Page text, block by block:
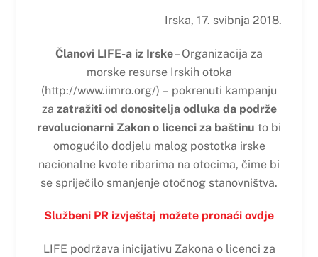
Irska, 17. svibnja 2018.
Članovi LIFE-a iz Irske– Organizacija za
morske resurse Irskih otoka
(http://www.iimro.org/) – pokrenuti kampanju
za zatražiti od donositelja odluka da podrže
revolucionarni Zakon o licenci za baštinu to bi
omogućilo dodjelu malog postotka irske
nacionalne kvote ribarima na otocima, čime bi
se spriječilo smanjenje otočnog stanovništva.
Službeni PR izvještaj možete pronaći ovdje
LIFE podržava inicijativu Zakona o licenci za